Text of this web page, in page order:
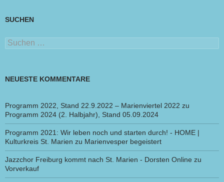
SUCHEN
Suchen
nach:
NEUESTE KOMMENTARE
Programm 2022, Stand 22.9.2022 – Marienviertel 2022 zu
Programm 2024 (2. Halbjahr), Stand 05.09.2024
Programm 2021: Wir leben noch und starten durch! - HOME |
Kulturkreis St. Marien zu Marienvesper begeistert
Jazzchor Freiburg kommt nach St. Marien - Dorsten Online zu
Vorverkauf